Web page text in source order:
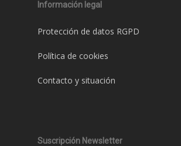
Información legal
Protección de datos RGPD
Política de cookies
Contacto y situación
Suscripción Newsletter